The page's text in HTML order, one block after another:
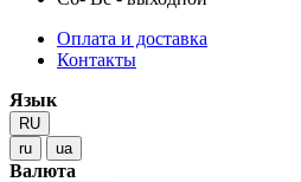
Оплата и доставка
Контакты
Язык
RU
ru
ua
Валюта